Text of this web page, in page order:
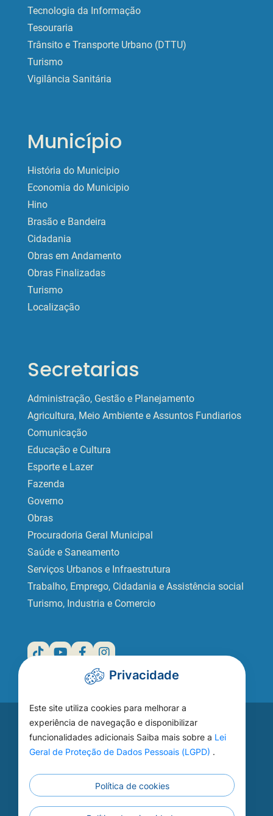
Tecnologia da Informação
Tesouraria
Trânsito e Transporte Urbano (DTTU)
Turismo
Vigilância Sanitária
Município
História do Municipio
Economia do Municipio
Hino
Brasão e Bandeira
Cidadania
Obras em Andamento
Obras Finalizadas
Turismo
Localização
Secretarias
Administração, Gestão e Planejamento
Agricultura, Meio Ambiente e Assuntos Fundiarios
Comunicação
Educação e Cultura
Esporte e Lazer
Fazenda
Governo
Obras
Procuradoria Geral Municipal
Saúde e Saneamento
Serviços Urbanos e Infraestrutura
Trabalho, Emprego, Cidadania e Assistência social
Turismo, Industria e Comercio
Acesse seu
WEBMAIL
Continuar
Privacidade
Este site utiliza cookies para melhorar a
experiência de navegação e disponibilizar
funcionalidades adicionais Saiba mais sobre a Lei
Geral de Proteção de Dados Pessoais (LGPD) .
Política de cookies